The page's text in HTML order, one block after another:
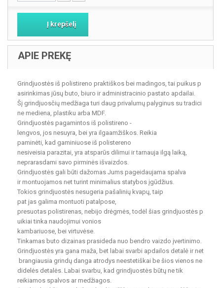
Į krepšelį
APIE PREKĘ
Grindjuostės iš polistireno praktiškos bei madingos, tai puikus p
asirinkimas jūsų buto, biuro ir administracinio pastato apdailai.
Šį grindjuosčių medžiaga turi daug privalumų palyginus su tradici
ne mediena, plastiku arba MDF.
Grindjuostės pagamintos iš polistireno -
lengvos, jos nesuyra, bei yra ilgaamžiškos. Reikia
paminėti, kad gaminiuose iš polistereno
nesiveisia parazitai, yra atsparūs dilimui ir tarnauja ilgą laiką,
neprarasdami savo pirminės išvaizdos.
Grindjuostės gali būti dažomas Jums pageidaujama spalva
ir montuojamos net turint minimalius statybos įgūdžius.
Tokios grindjuostės nesugeria pašalinių kvapų, taip
pat jas galima montuoti patalpose,
presuotas polistirenas, nebijo drėgmės, todėl šias grindjuostės p
uikiai tinka naudojimui vonios
kambariuose, bei virtuvėse.
Tinkamas buto dizainas prasideda nuo bendro vaizdo įvertinimo.
Grindjuostės yra gana maža, bet labai svarbi apdailos detalė ir net
brangiausia grindų danga atrodys neestetiškai be šios vienos ne
didelės detalės. Labai svarbu, kad grindjuostės būtų ne tik
reikiamos spalvos ar medžiagos.